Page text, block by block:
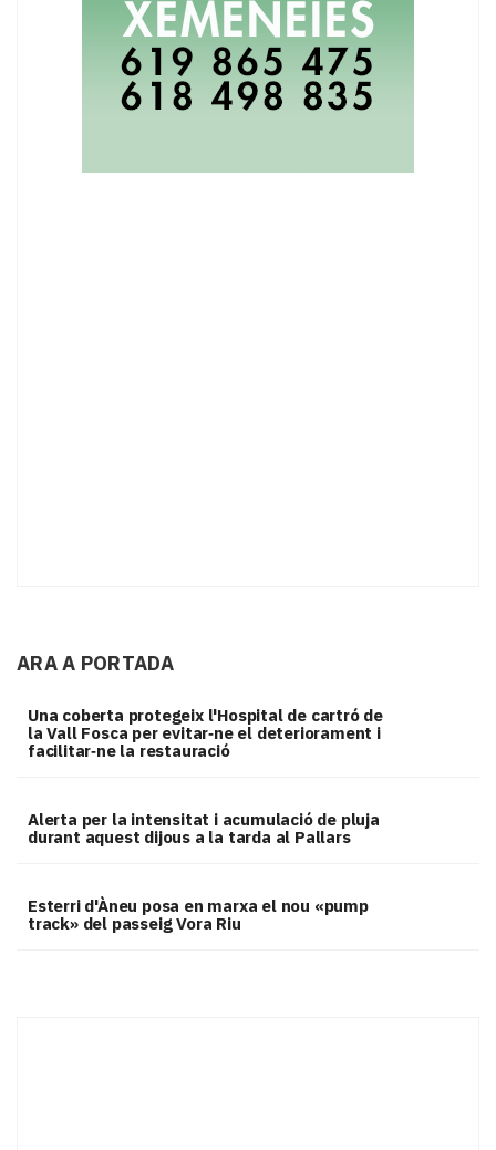
ARA A PORTADA
Una coberta protegeix l'Hospital de cartró de
la Vall Fosca per evitar‑ne el deteriorament i
facilitar‑ne la restauració
Alerta per la intensitat i acumulació de pluja
durant aquest dijous a la tarda al Pallars
Esterri d'Àneu posa en marxa el nou «pump
track» del passeig Vora Riu